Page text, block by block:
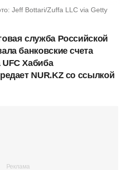
Jeff Bottari/Zuffa LLC via Getty
служба Российской
банковские счета
Хабиба
NUR.KZ со ссылкой